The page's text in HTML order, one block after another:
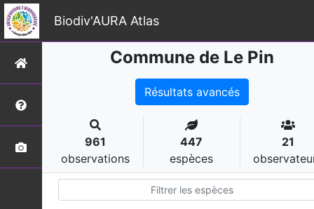
Biodiv'AURA Atlas
Commune de Le Pin
Résultats avancés
961
observations
447
espèces
21